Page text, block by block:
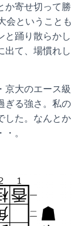
か寄せ切って勝
会ということも
と踊り散らかし
出て、場慣れし
京大のエース級
ぎる強さ。私の
した。なんとか
。